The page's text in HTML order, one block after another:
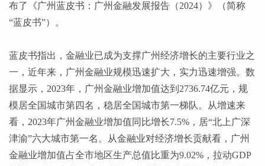
布了《广州蓝皮书：广州金融发展报告（2024）》（简称
“蓝皮书”）。
蓝皮书指出，金融业已成为支撑广州经济增长的主要行业之
一，近年来，广州金融业规模迅速扩大，实力迅速增强。数
据显示， 2023年，广州金融业增加值达到2736.74亿元，规
模居全国城市第四名，稳居全国城市第一梯队。从增速来
看，2023年广州金融业增加值同比增长7.5%，居“北上广深
津渝”六大城市第一名。从金融业对经济增长贡献看，广州
金融业增加值占全市地区生产总值比重为9.02%，拉动GDP